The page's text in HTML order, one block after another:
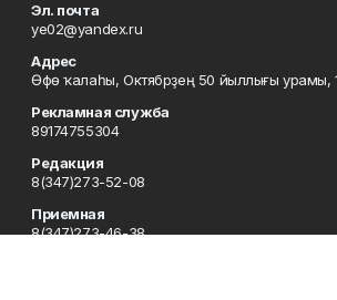
Эл. почта
ye02@yandex.ru
Адрес
Өфө ҡалаһы, Октябрҙең 50 йыллығы урамы,
Рекламная служба
89174755304
Редакция
8(347)273-52-08
Приемная
8(347)273-46-38